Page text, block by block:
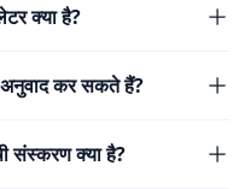
क्या है?
कर सकते हैं?
संस्करण क्या है?